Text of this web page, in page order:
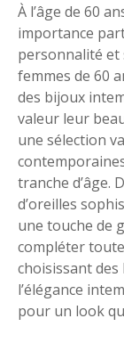
À l’âge de 60
importance
personnalité et
femmes de 60
des bijoux
valeur leur
une sélection
tranche d’âge.
d’oreilles
une touche de
compléter
choisissant des
l’élégance
pour un look